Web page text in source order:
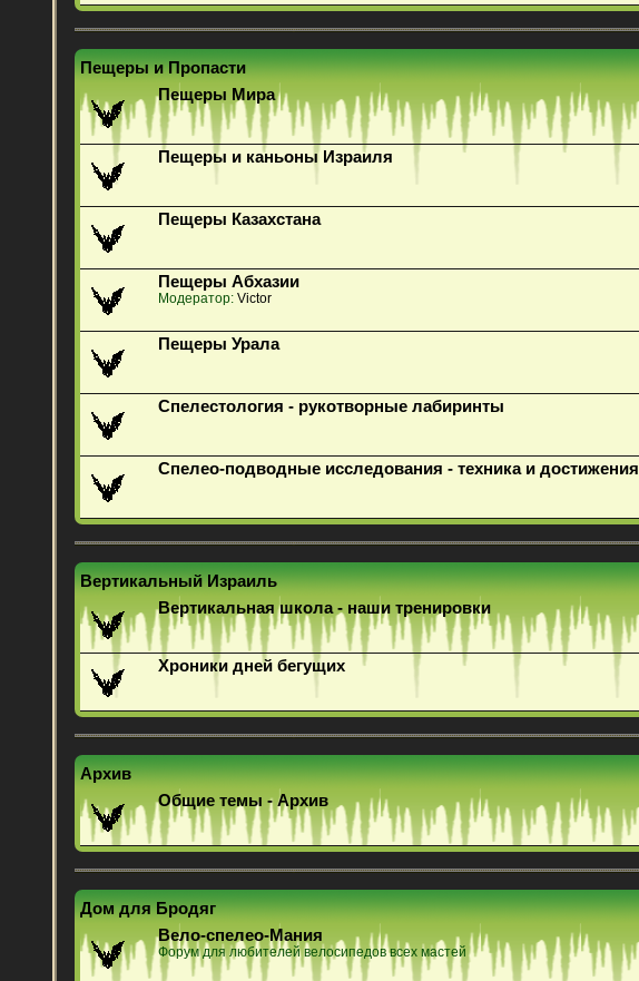
Пещеры и Пропасти
Пещеры Мира
Пещеры и каньоны Израиля
Пещеры Казахстана
Пещеры Абхазии
Модератор: Victor
Пещеры Урала
Спелестология - рукотворные лабиринты
Спелео-подводные исследования - техника и достижения
Вертикальный Израиль
Вертикальная школа - наши тренировки
Хроники дней бегущих
Архив
Общие темы - Архив
Дом для Бродяг
Вело-спелео-Мания
Форум для любителей велосипедов всех мастей